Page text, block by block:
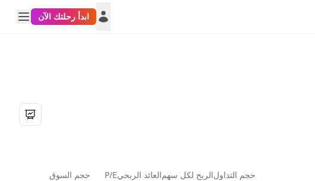
ابدأ رحلتك الآن
حجم التداولالربح لكل سهمالعائد الربحيP/E حجم السوق